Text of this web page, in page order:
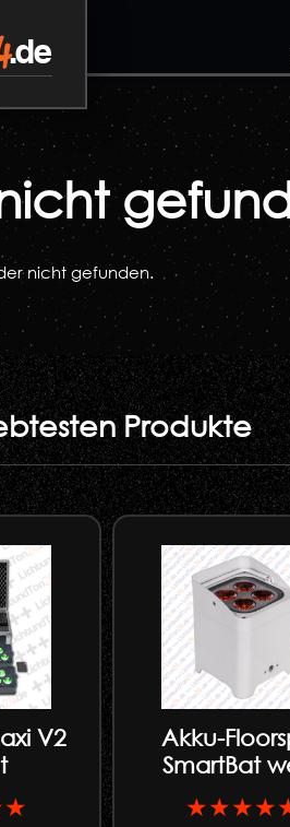
.de
nicht gefunden.
Produkte
V2
Akku-
SmartBat